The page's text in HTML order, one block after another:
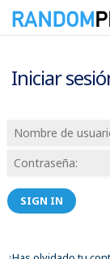
Iniciar
SIGN IN